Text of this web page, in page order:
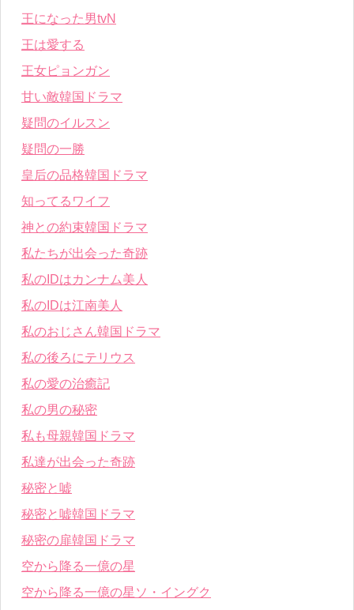
王になった男tvN
王は愛する
王女ピョンガン
甘い敵韓国ドラマ
疑問のイルスン
疑問の一勝
皇后の品格韓国ドラマ
知ってるワイフ
神との約束韓国ドラマ
私たちが出会った奇跡
私のIDはカンナム美人
私のIDは江南美人
私のおじさん韓国ドラマ
私の後ろにテリウス
私の愛の治癒記
私の男の秘密
私も母親韓国ドラマ
私達が出会った奇跡
秘密と嘘
秘密と嘘韓国ドラマ
秘密の扉韓国ドラマ
空から降る一億の星
空から降る一億の星ソ・イングク